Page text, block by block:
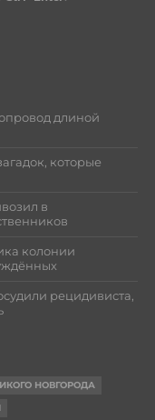
длиной
которые
в
колонии
рецидивиста,
НОВГОРОДА